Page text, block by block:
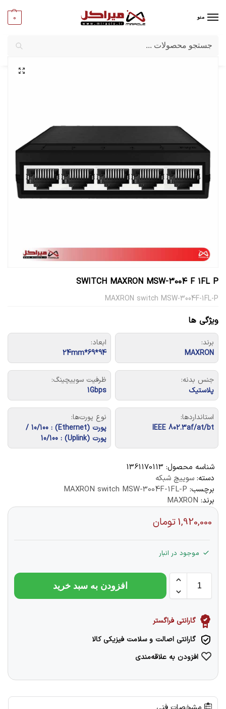
منو 0
میراکل/شبکه و تجهیزات امنیتی
SWITCH MAXRON MSW-3004 F 1FL P
MAXRON switch MSW-3004F-1FL-P
ویژگی ها
برند:
MAXRON
ابعاد:
94*69*24mm
جنس بدنه:
پلاستیک
ظرفیت سوییچینگ:
1Gbps
استانداردها:
IEEE 802.3af/at/bt
نوع پورت‌ها:
پورت (Ethernet) : 10/100 /
پورت (Uplink) : 10/100
شناسه محصول: 1361170113
دسته: سوییچ شبکه
برچسب: MAXRON switch MSW-3004F-1FL-P
برند: MAXRON
1,920,000تومان
موجود در انبار
افزودن به سبد خرید
گارانتی فراگستر
گارانتی اصالت و سلامت فیزیکی کالا
افزودن به علاقه‌مندی